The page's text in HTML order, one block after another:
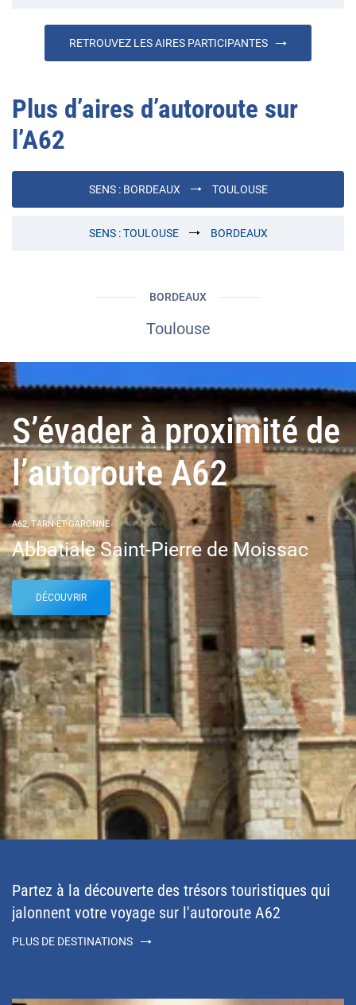
RETROUVEZ LES AIRES PARTICIPANTES
Plus d’aires d’autoroute sur
l’A62
SENS : BORDEAUX TOULOUSE
SENS :TOULOUSE BORDEAUX
BORDEAUX
Toulouse
S’évader à proximité de
l’autoroute A62
A62, TARN-ET-GARONNE
Abbatiale Saint-Pierre de Moissac
DÉCOUVRIR
Partez à la découverte des trésors touristiques qui
jalonnent votre voyage sur l'autoroute A62
PLUS DE DESTINATIONS